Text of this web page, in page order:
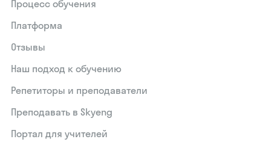
Процесс обучения
Платформа
Отзывы
Наш подход к обучению
Репетиторы и преподаватели
Преподавать в Skyeng
Портал для учителей